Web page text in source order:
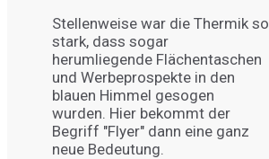
Stellenweise war die Thermik so
stark, dass sogar
herumliegende Flächentaschen
und Werbeprospekte in den
blauen Himmel gesogen
wurden. Hier bekommt der
Begriff "Flyer" dann eine ganz
neue Bedeutung.